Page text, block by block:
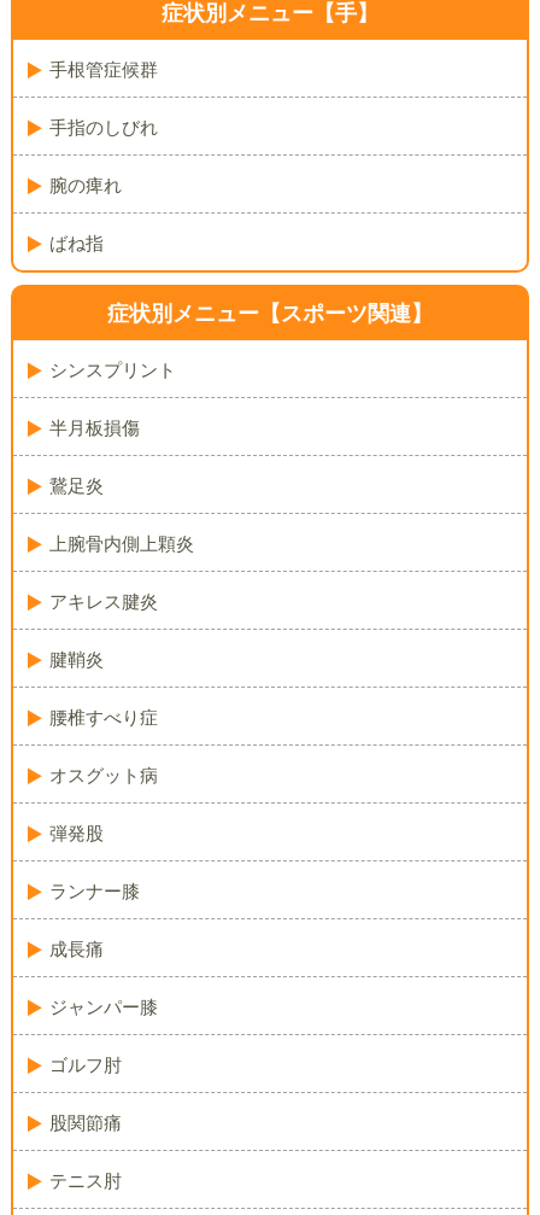
症状別メニュー【手】
手根管症候群
手指のしびれ
腕の痺れ
ばね指
症状別メニュー 【スポーツ関連】
シンスプリント
半月板損傷
鵞足炎
上腕骨内側上顆炎
アキレス腱炎
腱鞘炎
腰椎すべり症
オスグット病
弾発股
ランナー膝
成長痛
ジャンパー膝
ゴルフ肘
股関節痛
テニス肘